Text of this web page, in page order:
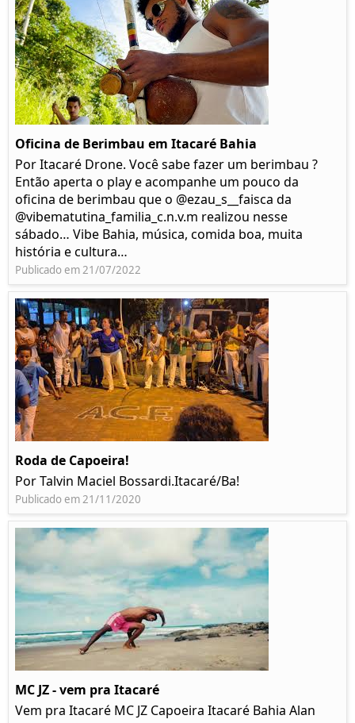
Oficina de Berimbau em Itacaré Bahia
Por Itacaré Drone. Você sabe fazer um berimbau ?
Então aperta o play e acompanhe um pouco da
oficina de berimbau que o @ezau_s__faisca da
@vibematutina_familia_c.n.v.m realizou nesse
sábado… Vibe Bahia, música, comida boa, muita
história e cultura…
Publicado em 21/07/2022
Roda de Capoeira!
Por Talvin Maciel Bossardi.Itacaré/Ba!
Publicado em 21/11/2020
MC JZ - vem pra Itacaré
Vem pra Itacaré MC JZ Capoeira Itacaré Bahia Alan